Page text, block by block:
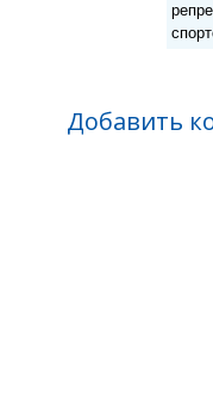
Добавить